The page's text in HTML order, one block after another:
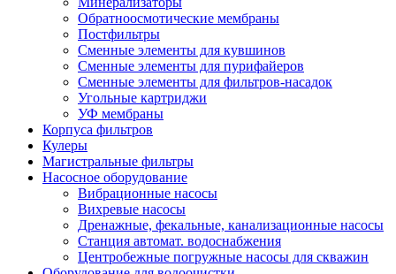
Обратноосмотические мембраны
Постфильтры
Сменные элементы для кувшинов
Сменные элементы для пурифайеров
Сменные элементы для фильтров-насадок
Угольные картриджи
УФ мембраны
Корпуса фильтров
Кулеры
Магистральные фильтры
Насосное оборудование
Вибрационные насосы
Вихревые насосы
Дренажные, фекальные, канализационные насосы
Станция автомат. водоснабжения
Центробежные погружные насосы для скважин